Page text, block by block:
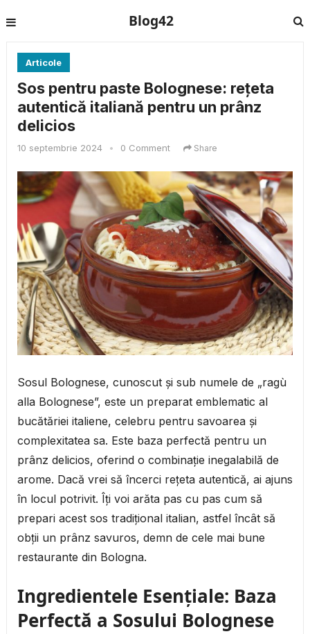
Blog42
Articole
Sos pentru paste Bolognese: rețeta
autentică italiană pentru un prânz
delicios
10 septembrie 2024 • 0 Comment Share
Sosul Bolognese, cunoscut și sub numele de „ragù
alla Bolognese”, este un preparat emblematic al
bucătăriei italiene, celebru pentru savoarea și
complexitatea sa. Este baza perfectă pentru un
prânz delicios, oferind o combinație inegalabilă de
arome. Dacă vrei să încerci rețeta autentică, ai ajuns
în locul potrivit. Îți voi arăta pas cu pas cum să
prepari acest sos tradițional italian, astfel încât să
obții un prânz savuros, demn de cele mai bune
restaurante din Bologna.
Ingredientele Esențiale: Baza
Perfectă a Sosului Bolognese